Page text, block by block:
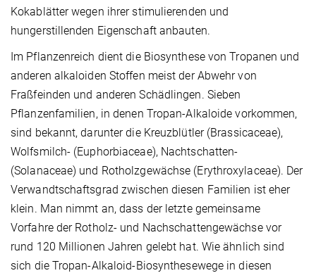
Kokablätter wegen ihrer stimulierenden und
hungerstillenden Eigenschaft anbauten.
Im Pflanzenreich dient die Biosynthese von Tropanen und
anderen alkaloiden Stoffen meist der Abwehr von
Fraßfeinden und anderen Schädlingen. Sieben
Pflanzenfamilien, in denen Tropan-Alkaloide vorkommen,
sind bekannt, darunter die Kreuzblütler (Brassicaceae),
Wolfsmilch- (Euphorbiaceae), Nachtschatten-
(Solanaceae) und Rotholzgewächse (Erythroxylaceae). Der
Verwandtschaftsgrad zwischen diesen Familien ist eher
klein. Man nimmt an, dass der letzte gemeinsame
Vorfahre der Rotholz- und Nachschattengewächse vor
rund 120 Millionen Jahren gelebt hat. Wie ähnlich sind
sich die Tropan-Alkaloid-Biosynthesewege in diesen